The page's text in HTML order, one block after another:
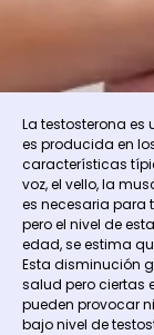
La testosterona es
es producida en
características
voz, el vello, la
es necesaria para
pero el nivel de
edad, se estima
Esta disminución
salud pero ciertas
pueden provocar
bajo nivel de